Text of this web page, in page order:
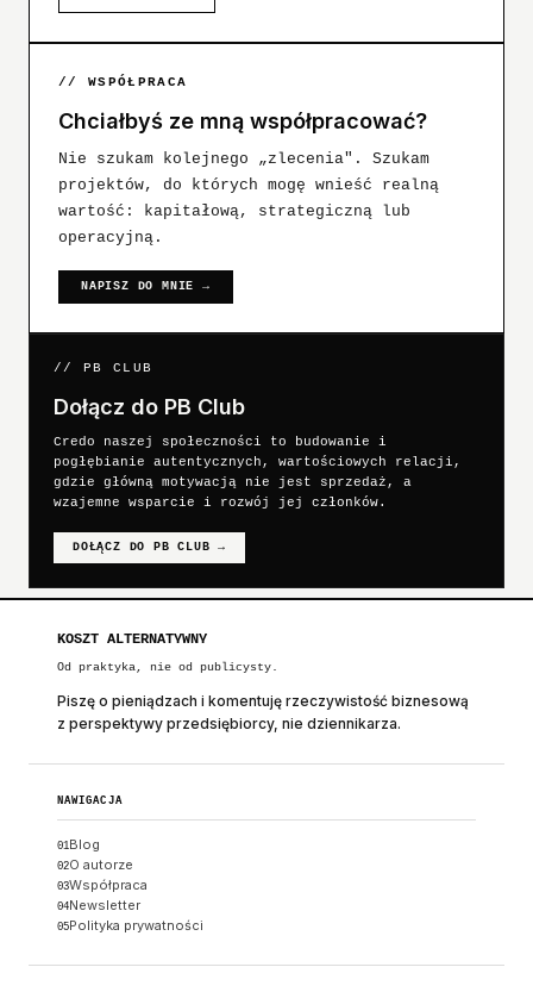
// WSPÓŁPRACA
Chciałbyś ze mną współpracować?
Nie szukam kolejnego „zlecenia". Szukam
projektów, do których mogę wnieść realną
wartość: kapitałową, strategiczną lub
operacyjną.
NAPISZ DO MNIE →
// PB CLUB
Dołącz do PB Club
Credo naszej społeczności to budowanie i
pogłębianie autentycznych, wartościowych relacji,
gdzie główną motywacją nie jest sprzedaż, a
wzajemne wsparcie i rozwój jej członków.
DOŁĄCZ DO PB CLUB →
KOSZT ALTERNATYWNY
Od praktyka, nie od publicysty.
Piszę o pieniądzach i komentuję rzeczywistość biznesową
z perspektywy przedsiębiorcy, nie dziennikarza.
NAWIGACJA
01Blog
02O autorze
03Współpraca
04Newsletter
05Polityka prywatności